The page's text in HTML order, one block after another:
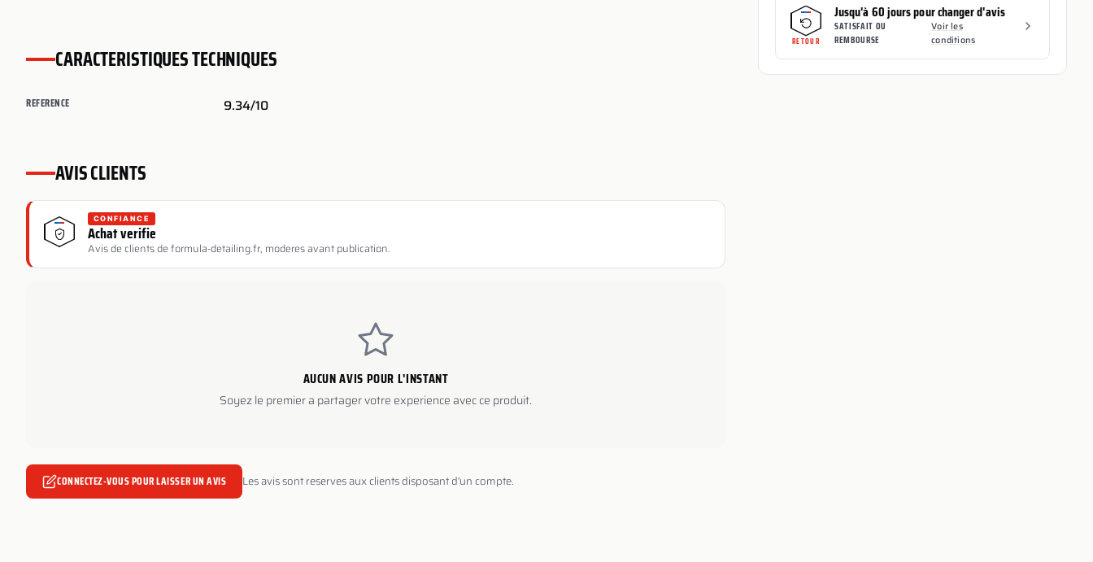
CARACTERISTIQUES TECHNIQUES
REFERENCE 9.34/10
AVIS CLIENTS
CONFIANCE
Achat verifie
Avis de clients de formula-detailing.fr, moderes avant publication.
AUCUN AVIS POUR L'INSTANT
Soyez le premier a partager votre experience avec ce produit.
CONNECTEZ-VOUS POUR LAISSER UN AVIS Les avis sont reserves aux clients disposant d'un compte.
RETOUR
Jusqu'à 60 jours pour changer d'avis
SATISFAIT OU
REMBOURSE
·Voir les
conditions